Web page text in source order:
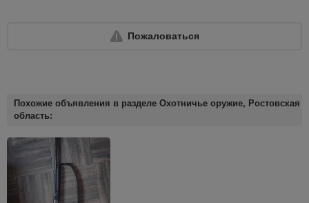
Пожаловаться
Похожие объявления в разделе Охотничье оружие, Ростовская
область: